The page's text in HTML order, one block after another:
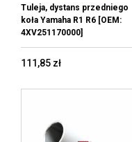
Tuleja, dystans przedniego
koła Yamaha R1 R6 [OEM:
4XV251170000]
111,85 zł